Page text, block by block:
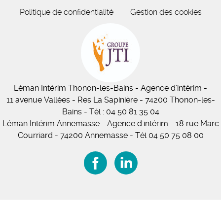
Politique de confidentialité Gestion des cookies
Léman Intérim Thonon-les-Bains - Agence d'intérim -
11avenue Vallées- Res La Sapinière - 74200 Thonon-les-
Bains - Tél : 04 50 81 35 04
Léman Intérim Annemasse - Agence d'intérim - 18 rue Marc
Courriard - 74200 Annemasse - Tél 04 50 75 08 00